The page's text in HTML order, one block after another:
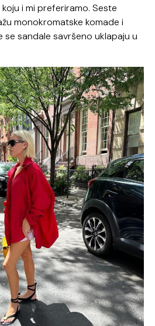
i mi preferiramo. Seste
monokromatske komade i
se sandale savršeno uklapaju u